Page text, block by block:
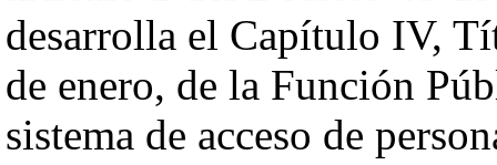
desarrolla el Capítulo IV,
de enero, de la Función
sistema de acceso de